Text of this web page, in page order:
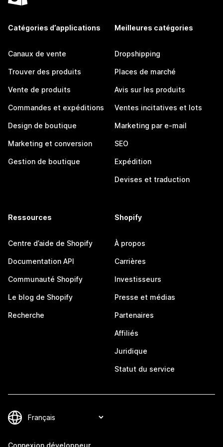
Catégories d’applications
Canaux de vente
Trouver des produits
Vente de produits
Commandes et expéditions
Design de boutique
Marketing et conversion
Gestion de boutique
Meilleures catégories
Dropshipping
Places de marché
Avis sur les produits
Ventes incitatives et lots
Marketing par e-mail
SEO
Expédition
Devises et traduction
Ressources
Centre d’aide de Shopify
Documentation API
Communauté Shopify
Le blog de Shopify
Recherche
Shopify
À propos
Carrières
Investisseurs
Presse et médias
Partenaires
Affiliés
Juridique
Statut du service